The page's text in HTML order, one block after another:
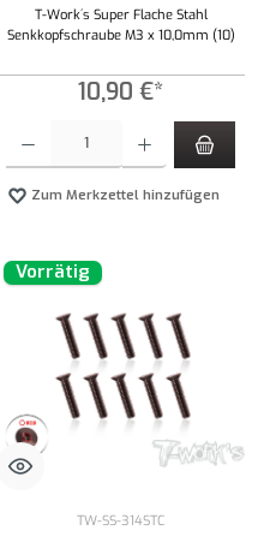
T-Work´s Super Flache Stahl
Senkkopfschraube M3 x 10,0mm (10)
10,90 €*
Zum Merkzettel hinzufügen
Vorrätig
TW-SS-314STC